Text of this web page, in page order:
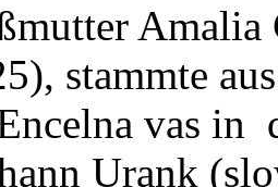
stammte
vas in
Urank